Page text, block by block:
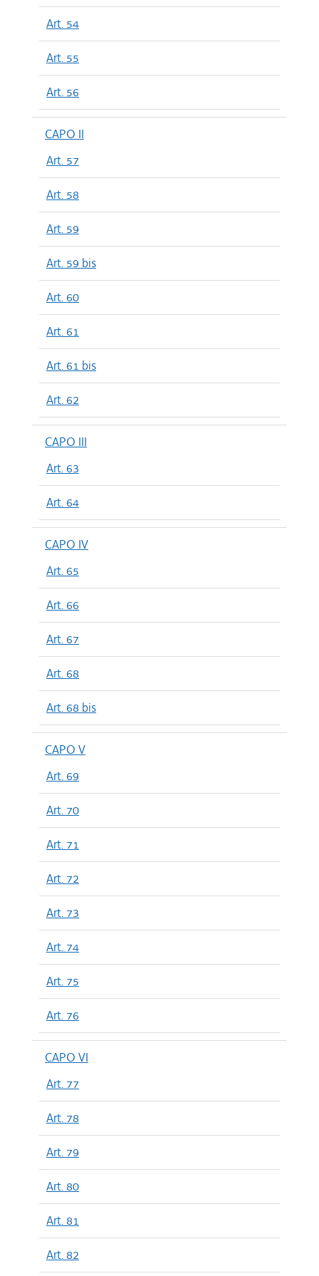
Art. 54
Art. 55
Art. 56
CAPO II
Art. 57
Art. 58
Art. 59
Art. 59 bis
Art. 60
Art. 61
Art. 61 bis
Art. 62
CAPO III
Art. 63
Art. 64
CAPO IV
Art. 65
Art. 66
Art. 67
Art. 68
Art. 68 bis
CAPO V
Art. 69
Art. 70
Art. 71
Art. 72
Art. 73
Art. 74
Art. 75
Art. 76
CAPO VI
Art. 77
Art. 78
Art. 79
Art. 80
Art. 81
Art. 82